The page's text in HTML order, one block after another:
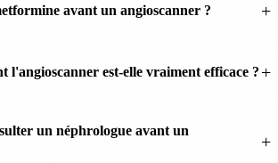
avant un angioscanner ?
est-elle vraiment efficace ?
un néphrologue avant un